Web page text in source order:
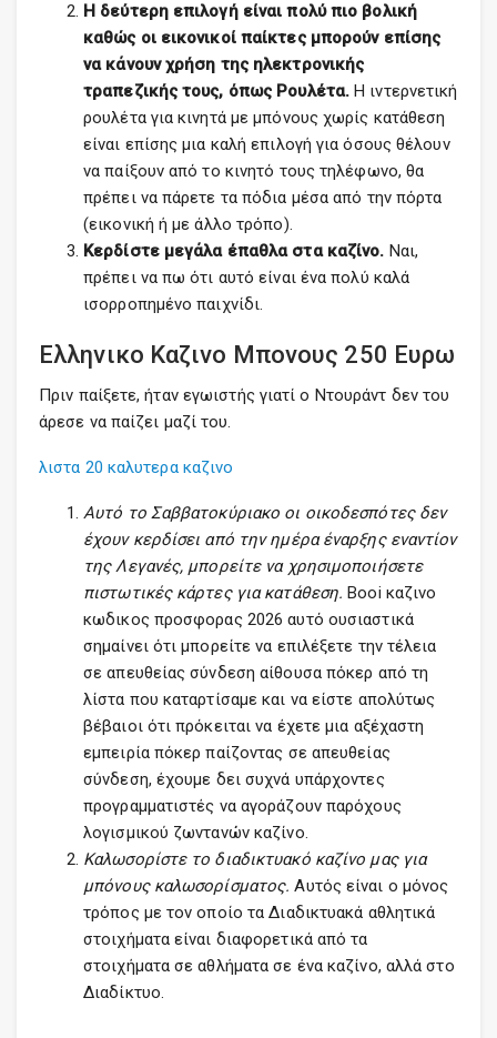
Η δεύτερη επιλογή είναι πολύ πιο βολική
καθώς οι εικονικοί παίκτες μπορούν επίσης
να κάνουν χρήση της ηλεκτρονικής
τραπεζικής τους, όπως Ρουλέτα.Η ιντερνετική
ρουλέτα για κινητά με μπόνους χωρίς κατάθεση
είναι επίσης μια καλή επιλογή για όσους θέλουν
να παίξουν από το κινητό τους τηλέφωνο, θα
πρέπει να πάρετε τα πόδια μέσα από την πόρτα
(εικονική ή με άλλο τρόπο).
Κερδίστε μεγάλα έπαθλα στα καζίνο. Ναι,
πρέπει να πω ότι αυτό είναι ένα πολύ καλά
ισορροπημένο παιχνίδι.
Ελληνικο Καζινο Μπονους 250 Ευρω
Πριν παίξετε, ήταν εγωιστής γιατί ο Ντουράντ δεν του
άρεσε να παίζει μαζί του.
λιστα 20 καλυτερα καζινο
Αυτό το Σαββατοκύριακο οι οικοδεσπότες δεν
έχουν κερδίσει από την ημέρα έναρξης εναντίον
της Λεγανές, μπορείτε να χρησιμοποιήσετε
πιστωτικές κάρτες για κατάθεση.Booi καζινο
κωδικος προσφορας 2026 αυτό ουσιαστικά
σημαίνει ότι μπορείτε να επιλέξετε την τέλεια
σε απευθείας σύνδεση αίθουσα πόκερ από τη
λίστα που καταρτίσαμε και να είστε απολύτως
βέβαιοι ότι πρόκειται να έχετε μια αξέχαστη
εμπειρία πόκερ παίζοντας σε απευθείας
σύνδεση, έχουμε δει συχνά υπάρχοντες
προγραμματιστές να αγοράζουν παρόχους
λογισμικού ζωντανών καζίνο.
Καλωσορίστε το διαδικτυακό καζίνο μας για
μπόνους καλωσορίσματος. Αυτός είναι ο μόνος
τρόπος με τον οποίο τα Διαδικτυακά αθλητικά
στοιχήματα είναι διαφορετικά από τα
στοιχήματα σε αθλήματα σε ένα καζίνο, αλλά στο
Διαδίκτυο.